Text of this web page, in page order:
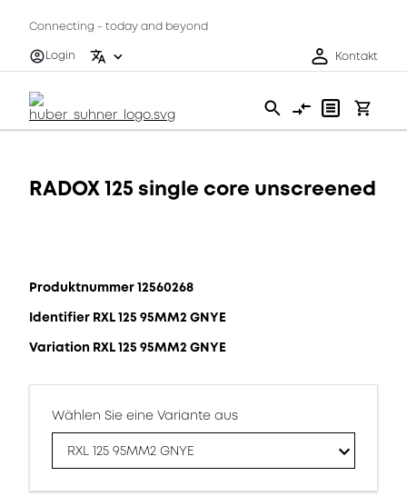
Connecting - today and beyond
Login
Kontakt
RADOX 125 single core unscreened
Produktnummer 12560268
Identifier RXL 125 95MM2 GNYE
Variation RXL 125 95MM2 GNYE
Wählen Sie eine Variante aus
RXL 125 95MM2 GNYE